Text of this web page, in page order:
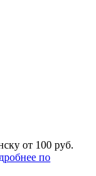
от 100 руб.
по